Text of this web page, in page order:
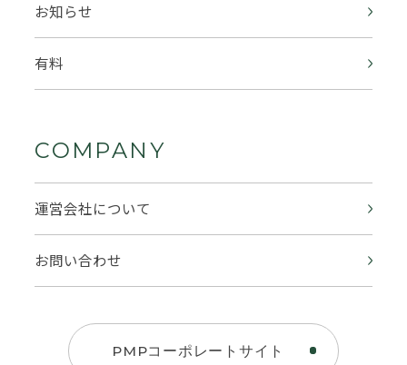
お知らせ
有料
COMPANY
運営会社について
お問い合わせ
PMPコーポレートサイト